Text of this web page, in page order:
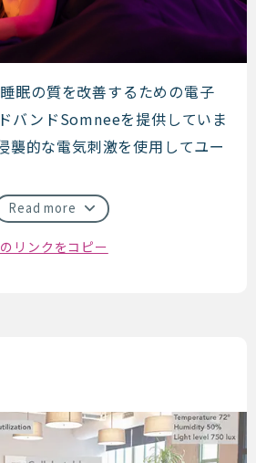
眠の質を改善するための電子
バンドSomneeを提供していま
襲的な電気刺激を使用してユー
Read more
リンクをコピー